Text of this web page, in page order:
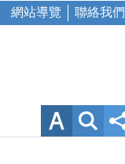
網站導覽 聯絡我們